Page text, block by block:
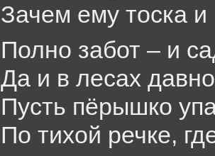
Зачем ему тоска
Полно забот – и
Да и в лесах
Пусть пёрышко
По тихой речке,